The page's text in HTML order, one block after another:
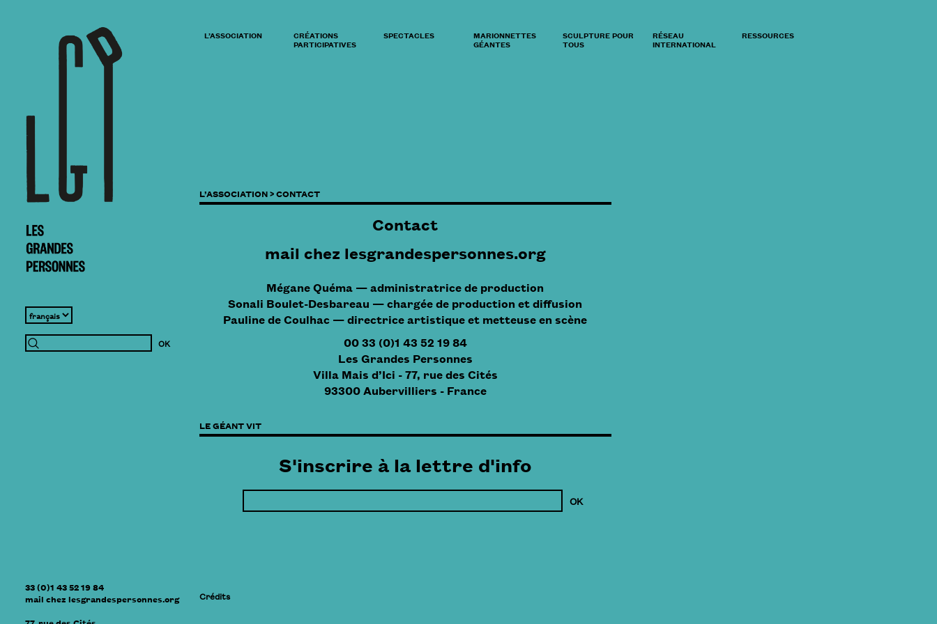
33 (0)1 43 52 19 84
mail chez lesgrandespersonnes.org
L’ASSOCIATION CRÉATIONS
PARTICIPATIVES
SPECTACLES MARIONNETTES
GÉANTES
SCULPTURE POUR
TOUS
RÉSEAU
INTERNATIONAL
RESSOURCES
L’ASSOCIATION >CONTACT
Contact
mail chez lesgrandespersonnes.org
Mégane Quéma — administratrice de production
Sonali Boulet-Desbareau — chargée de production et diffusion
Pauline de Coulhac — directrice artistique et metteuse en scène
00 33 (0)1 43 52 19 84
Les Grandes Personnes
Villa Mais d’Ici - 77, rue des Cités
93300 Aubervilliers - France
LE GÉANT VIT
S'inscrire à la lettre d'info
Crédits